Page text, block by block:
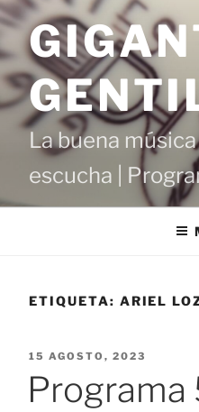
Saltar
contenido
La buena
escucha |
ETIQUETA: ARIEL
PUBLICADO
15 AGOSTO, 2023